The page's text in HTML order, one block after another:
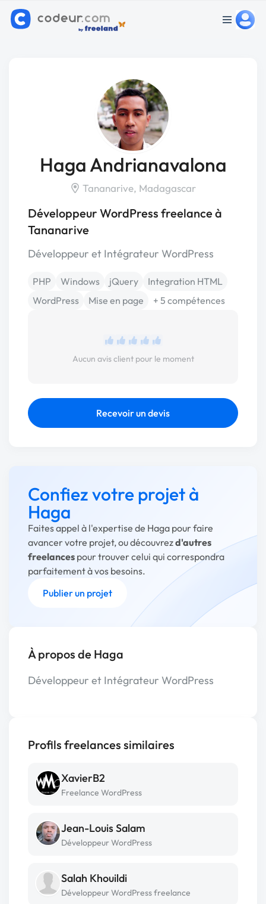
Haga Andrianavalona
Tananarive, Madagascar
Développeur WordPress freelance à
Tananarive
Développeur et Intégrateur WordPress
PHP Windows jQuery
Integration HTML
WordPress
Mise en page + 5 compétences
Aucun avis client pour le moment
Recevoir un devis
Confiez votre projet à
Haga
Faites appel à l'expertise de Haga pour faire
avancer votre projet, ou découvrezd'autres
freelances pour trouver celui qui correspondra
parfaitement à vos besoins.
Publier un projet
À propos de Haga
Développeur et Intégrateur WordPress
Profils freelances similaires
XavierB2
Freelance WordPress
Jean-Louis Salam
Développeur WordPress
Salah Khouildi
Développeur WordPress freelance